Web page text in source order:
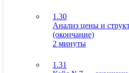
1.30
Анализ цены и
(окончание)
2 минуты
1.31